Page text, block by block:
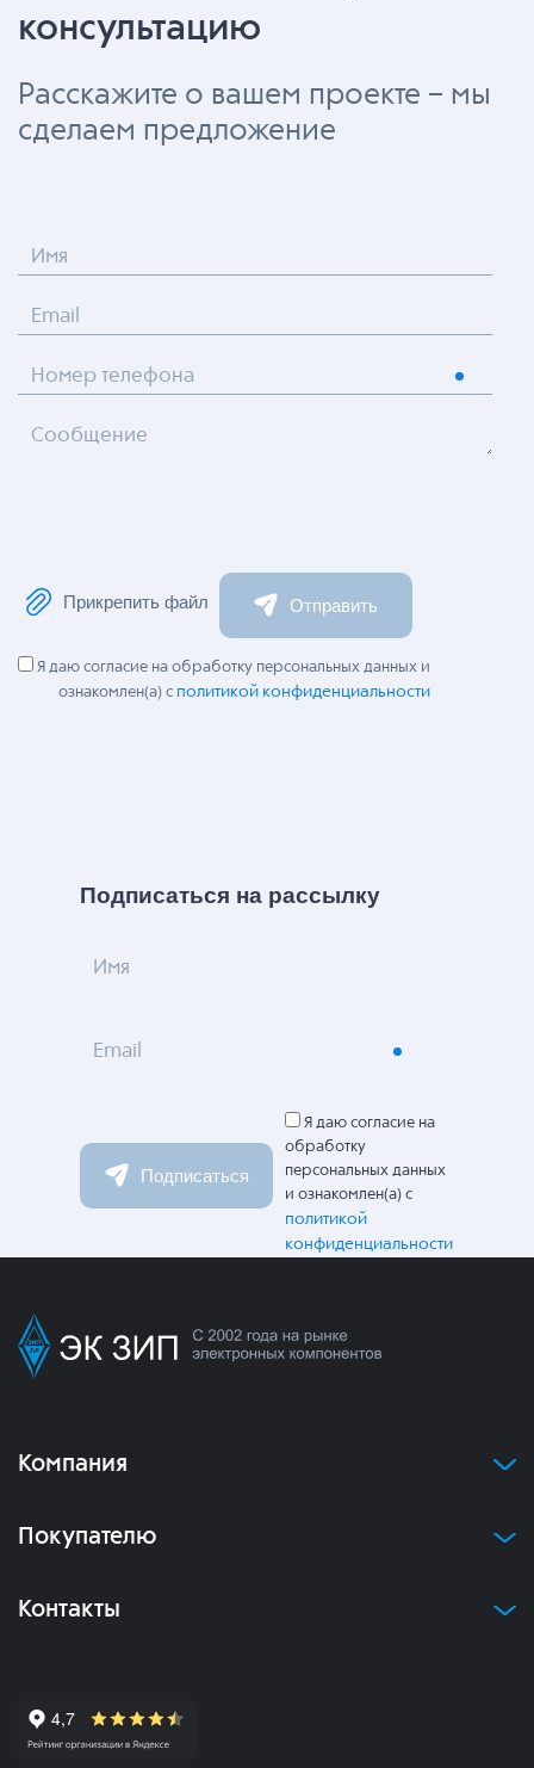
консультацию
Расскажите о вашем проекте – мы
сделаем предложение
Имя
Email
Номер телефона
Сообщение
Прикрепить файл Отправить
Я даю согласие на обработку персональных данных и
ознакомлен(а) с политикой конфиденциальности
Подписаться на рассылку
Имя
Email
Подписаться
Я даю согласие на
обработку
персональных данных
и ознакомлен(а) с
политикой
конфиденциальности
Компания
Покупателю
Контакты